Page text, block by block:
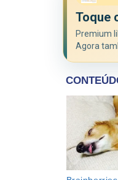
Toque
Premium
Agora